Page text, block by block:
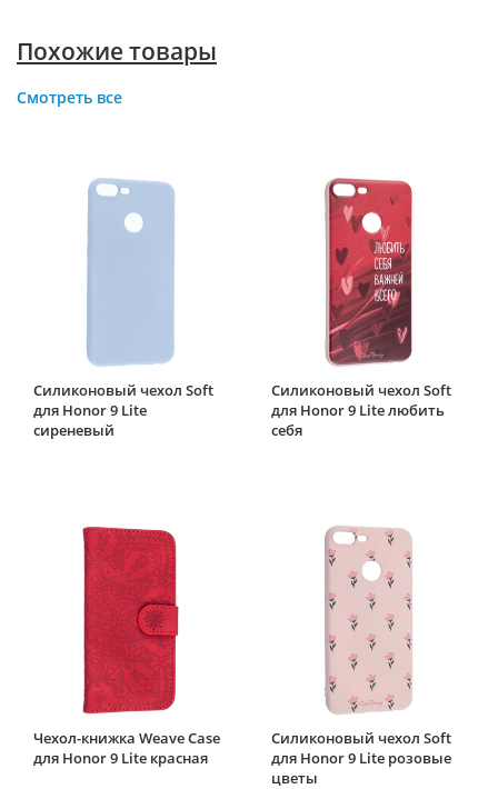
Похожие товары
Смотреть все
Силиконовый чехол Soft
для Honor 9 Lite
сиреневый
Силиконовый чехол Soft
для Honor 9 Lite любить
себя
Чехол-книжка Weave Case
для Honor 9 Lite красная
Силиконовый чехол Soft
для Honor 9 Lite розовые
цветы